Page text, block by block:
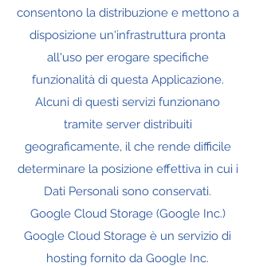
consentono la distribuzione e mettono a
disposizione un'infrastruttura pronta
all'uso per erogare specifiche
funzionalità di questa Applicazione.
Alcuni di questi servizi funzionano
tramite server distribuiti
geograficamente, il che rende difficile
determinare la posizione effettiva in cui i
Dati Personali sono conservati.
Google Cloud Storage (Google Inc.)
Google Cloud Storage è un servizio di
hosting fornito da Google Inc.